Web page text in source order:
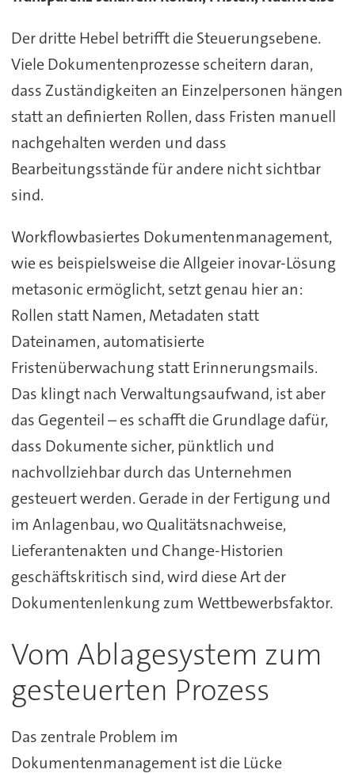
Der dritte Hebel betrifft die Steuerungsebene.
Viele Dokumentenprozesse scheitern daran,
dass Zuständigkeiten an Einzelpersonen hängen
statt an definierten Rollen, dass Fristen manuell
nachgehalten werden und dass
Bearbeitungsstände für andere nicht sichtbar
sind.
Workflowbasiertes Dokumentenmanagement,
wie es beispielsweise die Allgeier inovar-Lösung
metasonic ermöglicht, setzt genau hier an:
Rollen statt Namen, Metadaten statt
Dateinamen, automatisierte
Fristenüberwachung statt Erinnerungsmails.
Das klingt nach Verwaltungsaufwand, ist aber
das Gegenteil – es schafft die Grundlage dafür,
dass Dokumente sicher, pünktlich und
nachvollziehbar durch das Unternehmen
gesteuert werden. Gerade in der Fertigung und
im Anlagenbau, wo Qualitätsnachweise,
Lieferantenakten und Change-Historien
geschäftskritisch sind, wird diese Art der
Dokumentenlenkung zum Wettbewerbsfaktor.
Vom Ablagesystem zum
gesteuerten Prozess
Das zentrale Problem im
Dokumentenmanagement ist die Lücke